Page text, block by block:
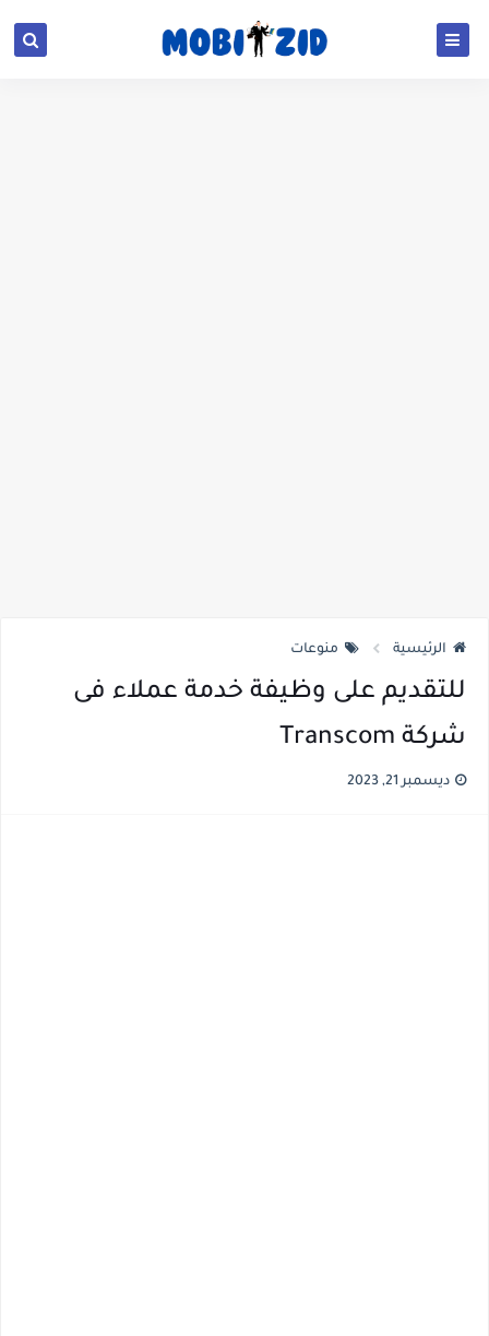
الرئيسية منوعات
للتقديم على وظيفة خدمة عملاء فى
شركة Transcom
ديسمبر 21, 2023